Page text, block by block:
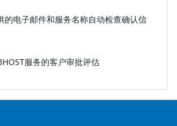
的电子邮件和服务名称自动检查确认信
服务的客户审批评估